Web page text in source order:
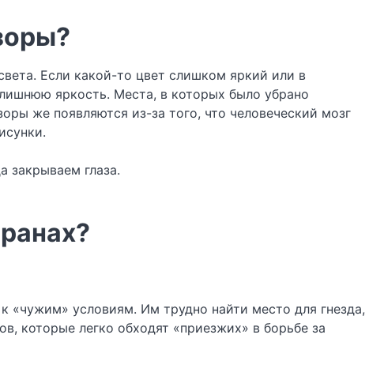
Если какой-то цвет слишком яркий или в
яркость. Места, в которых было убрано
же появляются из-за того, что человеческий мозг
глаза.
«чужим» условиям. Им трудно найти место для гнезда,
которые легко обходят «приезжих» в борьбе за